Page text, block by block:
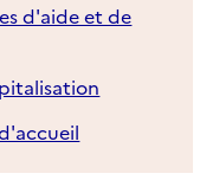
d'aide et de